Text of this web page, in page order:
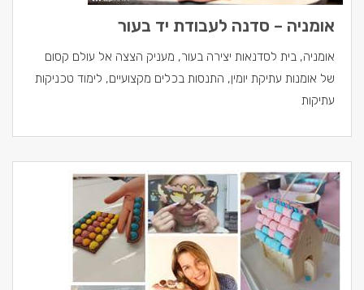
אומניה – סדנה לעבודת יד בעור
אומניה, בית לסדנאות יצירה בעור, מעניק הצצה אל עולם קסום
של אומנות עתיקת יומין, התנסות בכלים מקצועיים, לימוד טכניקות
עתיקות